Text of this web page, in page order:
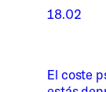
18.02
El coste